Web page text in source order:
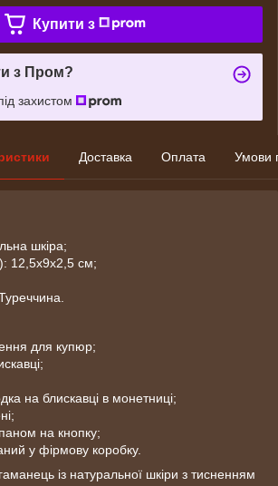
Купити з
з Пром?
захистом
Доставка Оплата Умови
шкіра;
12,5х9х2,5 см;
для купюр;
на блискавці в монетниці;
на кнопку;
у фірмову коробку.
із натуральної шкіри з тисненням